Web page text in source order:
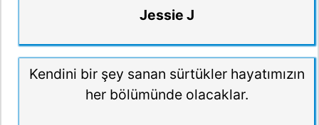
Jessie J
Kendini bir şey sanan sürtükler hayatımızın
her bölümünde olacaklar.